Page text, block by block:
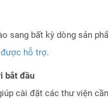
bất kỳ dòng sản
hỗ trợ.
bắt đầu
cài đặt các thư viện